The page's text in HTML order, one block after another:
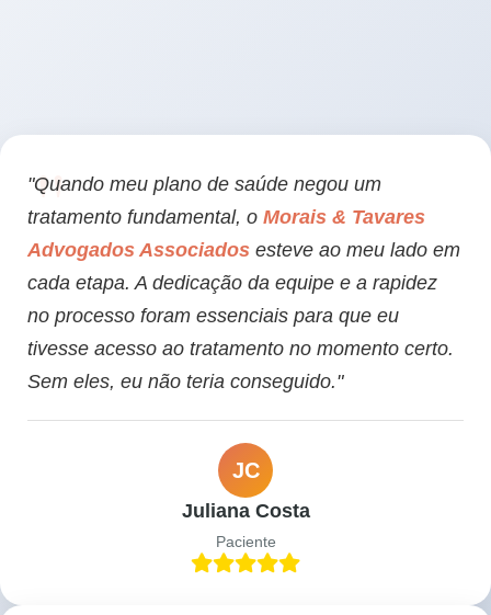
"Quando meu plano de saúde negou um
tratamento fundamental, o Morais & Tavares
Advogados Associados esteve ao meu lado em
cada etapa. A dedicação da equipe e a rapidez
no processo foram essenciais para que eu
tivesse acesso ao tratamento no momento certo.
Sem eles, eu não teria conseguido."
JC
Juliana Costa
Paciente